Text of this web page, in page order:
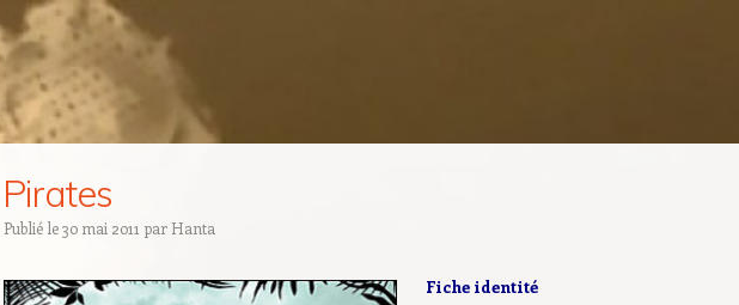
Pirates
Publié le30 mai 2011 par Hanta
Fiche identité